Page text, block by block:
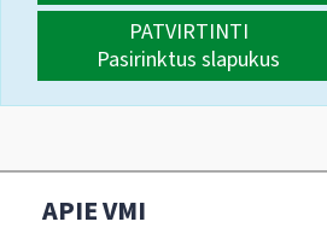
PATVIRTINTI
Pasirinktus slapukus
APIE VMI